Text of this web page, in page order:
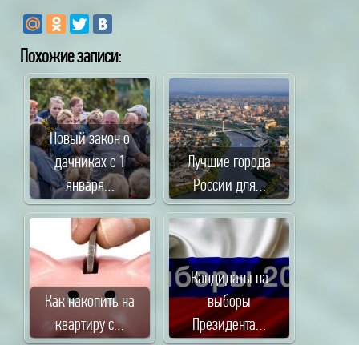
Похожие записи:
Новый закон о
дачниках с 1
января…
Лучшие города
России для…
Как накопить на
квартиру с…
Кандидаты на
выборы
Президента…